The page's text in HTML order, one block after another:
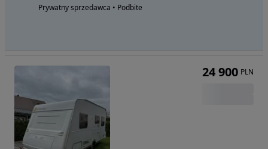
Prywatny sprzedawca • Podbite
24 900 PLN